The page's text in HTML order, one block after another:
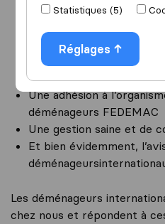
Statistiques (5)
Réglages
internationaux
internationaux
Un réseau mondial
implantations
Une adhésion à
déménageurs FEDEMAC
Une gestion saine et de
Et bien évidemment,
Les déménageurs
chez nous et répondent à